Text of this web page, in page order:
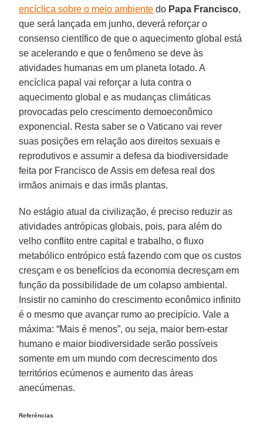
encíclica sobre o meio ambiente do Papa Francisco,
que será lançada em junho, deverá reforçar o
consenso científico de que o aquecimento global está
se acelerando e que o fenômeno se deve às
atividades humanas em um planeta lotado. A
encíclica papal vai reforçar a luta contra o
aquecimento global e as mudanças climáticas
provocadas pelo crescimento demoeconômico
exponencial. Resta saber se o Vaticano vai rever
suas posições em relação aos direitos sexuais e
reprodutivos e assumir a defesa da biodiversidade
feita por Francisco de Assis em defesa real dos
irmãos animais e das irmãs plantas.
No estágio atual da civilização, é preciso reduzir as
atividades antrópicas globais, pois, para além do
velho conflito entre capital e trabalho, o fluxo
metabólico entrópico está fazendo com que os custos
cresçam e os benefícios da economia decresçam em
função da possibilidade de um colapso ambiental.
Insistir no caminho do crescimento econômico infinito
é o mesmo que avançar rumo ao precipício. Vale a
máxima: “Mais é menos”, ou seja, maior bem-estar
humano e maior biodiversidade serão possíveis
somente em um mundo com decrescimento dos
territórios ecúmenos e aumento das áreas
anecúmenas.
Referências